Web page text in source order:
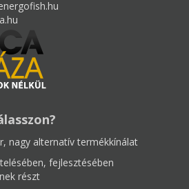
nagy alternatív termékkínálat
fejlesztésében
részt